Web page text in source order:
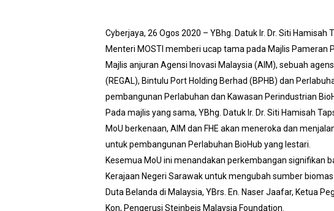
Cyberjaya, 26 Ogos 2020 – YBhg. Datuk Ir. Dr. Siti
Menteri MOSTI memberi ucap tama pada Majlis Pameran
Majlis anjuran Agensi Inovasi Malaysia (AIM), sebuah
(REGAL), Bintulu Port Holding Berhad (BPHB) dan
pembangunan Perlabuhan dan Kawasan Perindustrian
Pada majlis yang sama, YBhg. Datuk Ir. Dr. Siti Hamisah
MoU berkenaan, AIM dan FHE akan meneroka dan
untuk pembangunan Perlabuhan BioHub yang lestari.
Kesemua MoU ini menandakan perkembangan signifikan
Kerajaan Negeri Sarawak untuk mengubah sumber
Duta Belanda di Malaysia, YBrs. En. Naser Jaafar, Ketua
Kon, Pengerusi Steinbeis Malaysia Foundation.